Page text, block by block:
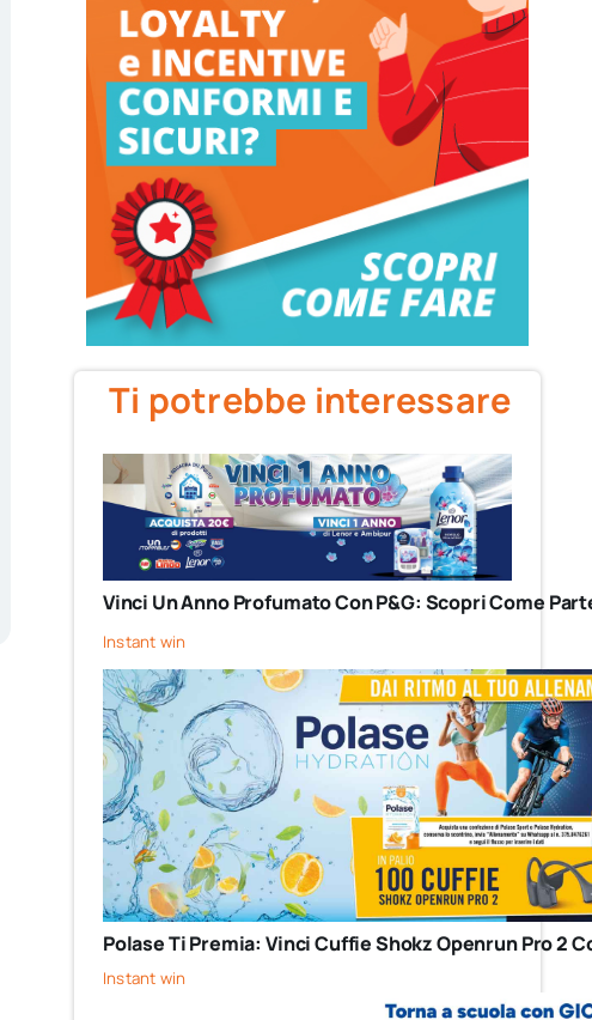
Ti potrebbe interessare
Vinci Un Anno Profumato Con P&G: Scopri Come
Instant win
Polase Ti Premia: Vinci Cuffie Shokz Openrun Pro 2
Instant win